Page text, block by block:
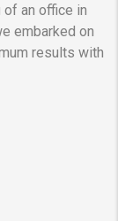
an office in
embarked on
results with